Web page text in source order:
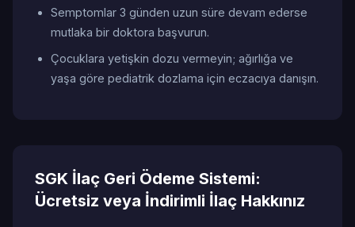
Semptomlar 3 günden uzun süre devam ederse
mutlaka bir doktora başvurun.
Çocuklara yetişkin dozu vermeyin; ağırlığa ve
yaşa göre pediatrik dozlama için eczacıya danışın.
SGK İlaç Geri Ödeme Sistemi:
Ücretsiz veya İndirimli İlaç Hakkınız